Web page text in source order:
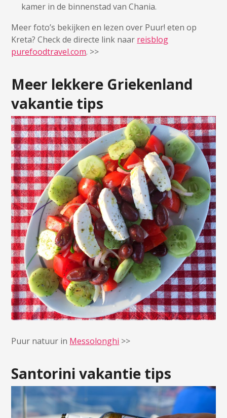
kamer in de binnenstad van Chania.
Meer foto’s bekijken en lezen over Puur! eten op
Kreta? Check de directe link naar reisblog
purefoodtravel.com. >>
Meer lekkere Griekenland
vakantie tips
Puur natuur in Messolonghi >>
Santorini vakantie tips